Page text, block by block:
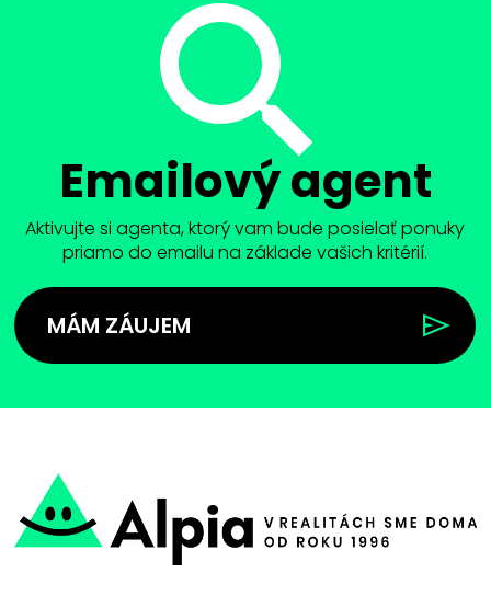
Emailový agent
Aktivujte si agenta, ktorý vam bude posielať ponuky
priamo do emailu na základe vašich kritérií.
MÁM ZÁUJEM